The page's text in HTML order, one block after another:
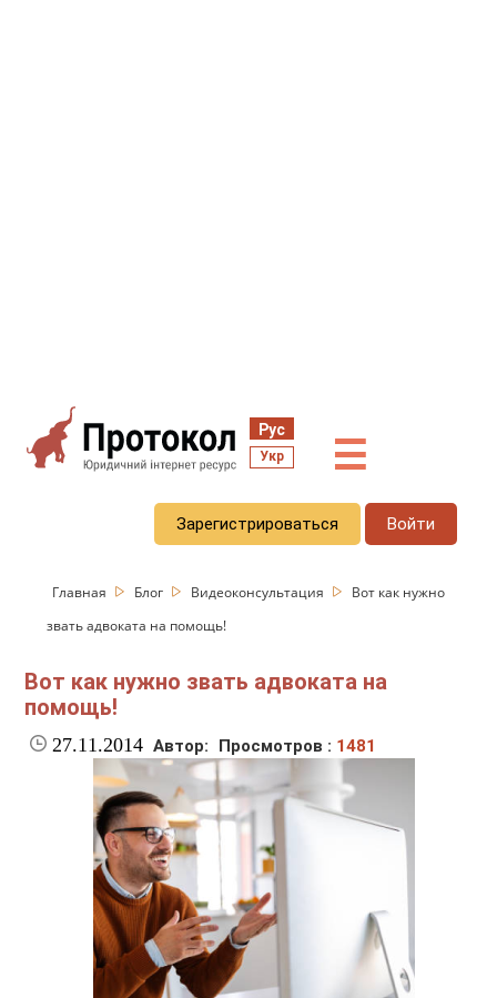
Рус
Укр ☰
Зарегистрироваться Войти
Главная Блог Видеоконсультация
Вот как нужно
звать адвоката на помощь!
Вот как нужно звать адвоката на
помощь!
27.11.2014 Автор: Просмотров : 1481